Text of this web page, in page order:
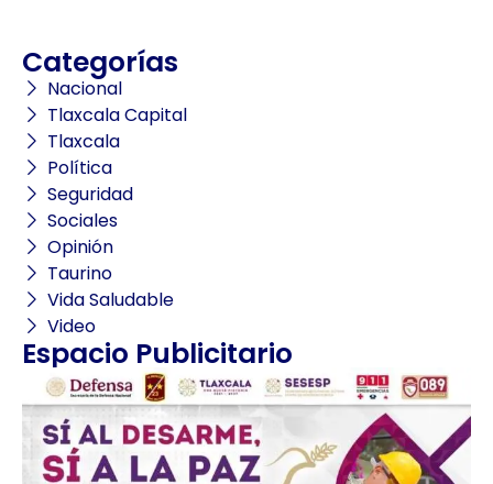
Categorías
Nacional
Tlaxcala Capital
Tlaxcala
Política
Seguridad
Sociales
Opinión
Taurino
Vida Saludable
Video
Espacio Publicitario